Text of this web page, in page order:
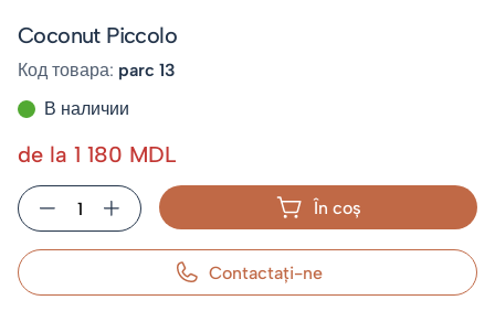
Coconut Piccolo
Код товара: parc 13
В наличии
de la 1 180 MDL
În coș
Contactaţi-ne